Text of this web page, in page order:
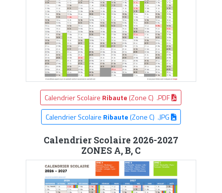
Calendrier Scolaire Ribaute (Zone C) .PDF
Calendrier Scolaire Ribaute(Zone C) .JPG
Calendrier Scolaire 2026-2027
ZONES A, B, C